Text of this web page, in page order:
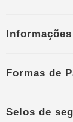
Informações
Formas de
Selos de